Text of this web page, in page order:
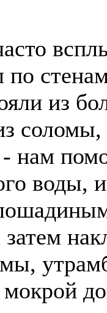
по
из
- нам
воды,
мокрой